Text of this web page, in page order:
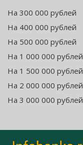
На 300 000 рублей
На 400 000 рублей
На 500 000 рублей
На 1 000 000 рублей
На 1 500 000 рублей
На 2 000 000 рублей
На 3 000 000 рублей